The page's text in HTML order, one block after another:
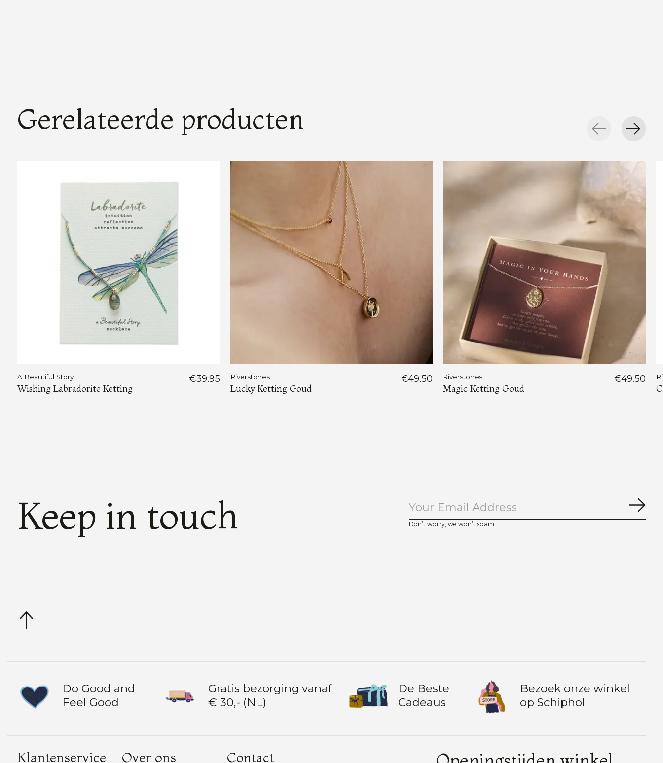
Gerelateerde producten
A Beautiful Story
Wishing Labradorite Ketting
€39,95 Riverstones
Lucky Ketting Goud
€49,50 Riverstones
Magic Ketting Goud
€49,50
Keep in touch Don’t worry, we won’t spam
Do Good and
Feel Good
Gratis bezorging vanaf
€ 30,- (NL)
De Beste
Cadeaus
Bezoek onze winkel
op Schiphol
Klantenservice Over ons Contact